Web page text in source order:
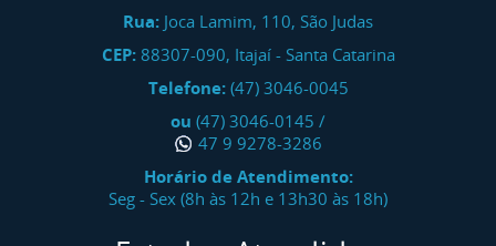
Rua: Joca Lamim, 110, São Judas
CEP: 88307-090, Itajaí- Santa Catarina
Telefone: (47) 3046-0045
ou (47) 3046-0145 /
47 9 9278-3286
Horário de Atendimento:
Seg - Sex (8h às 12h e 13h30 às 18h)